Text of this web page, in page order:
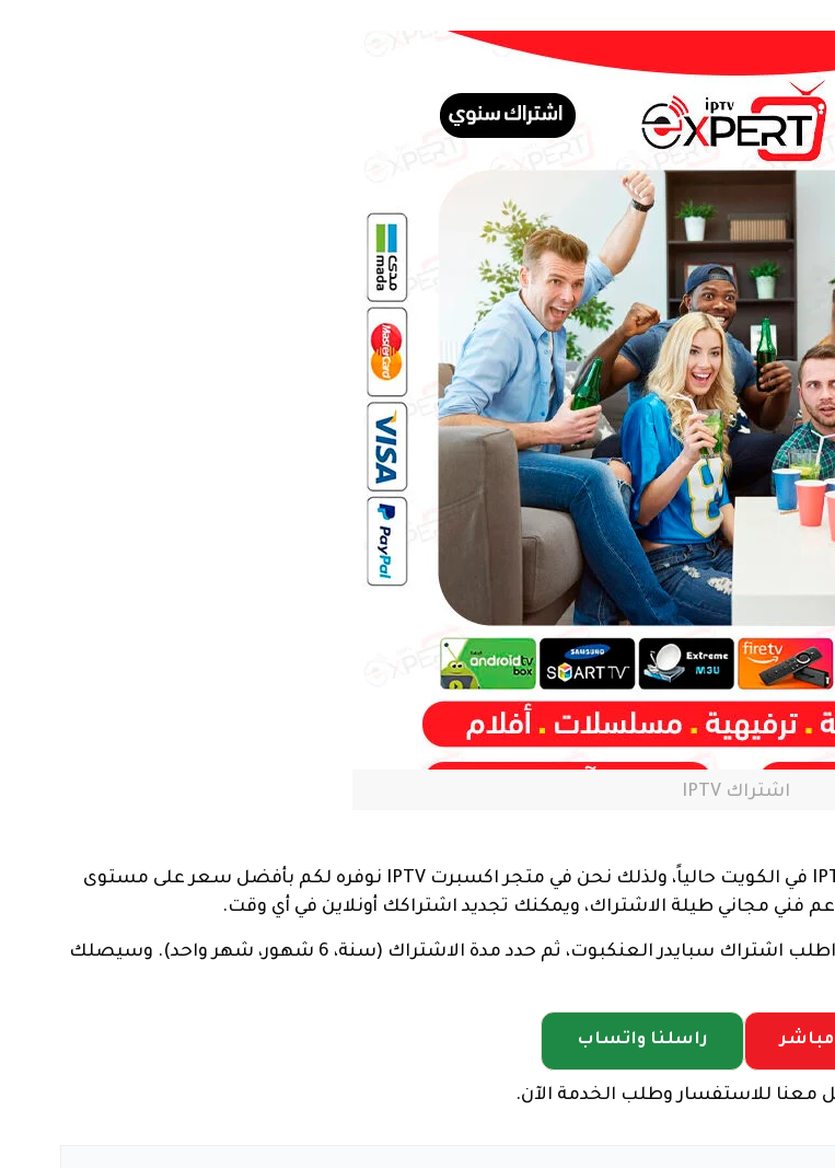
اشتراك IPTV
) يعتبر أحد أفضل اشتراكات IPTV في الكويت حالياً، ولذلك نحن في متجر اكسبرت IPTV نوفره لكم بأفضل سعر على مستوى
مجاني طيلة الاشتراك، ويمكنك تجديد اشتراكك أونلاين في أي وقت.
واطلب اشتراك سبايدر العنكبوت، ثم حدد مدة الاشتراك (سنة، 6 شهور، شهر واحد). وسيصلك
راسلنا واتساب
معنا للاستفسار وطلب الخدمة الآن.